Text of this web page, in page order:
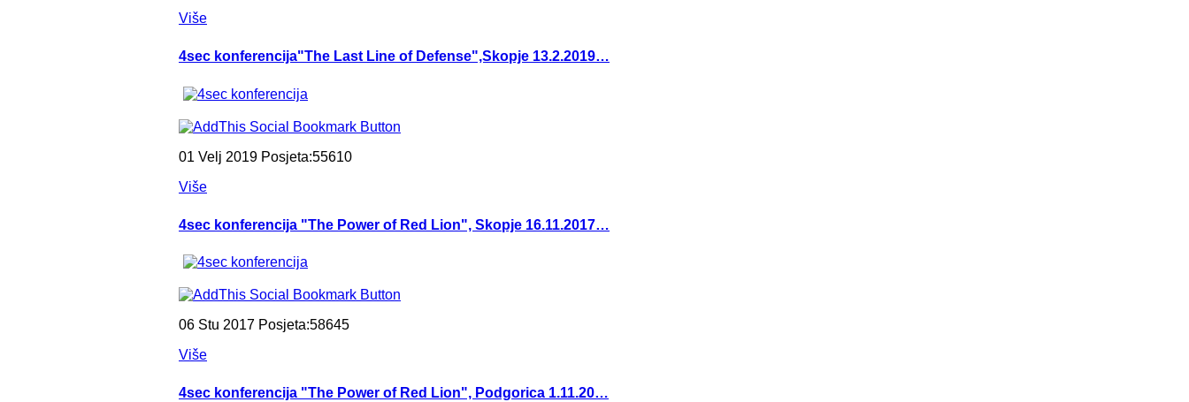
Više
4sec konferencija"The Last Line of Defense",Skopje 13.2.2019…
01 Velj 2019 Posjeta:55610
Više
4sec konferencija "The Power of Red Lion", Skopje 16.11.2017…
06 Stu 2017 Posjeta:58645
Više
4sec konferencija "The Power of Red Lion", Podgorica 1.11.20…